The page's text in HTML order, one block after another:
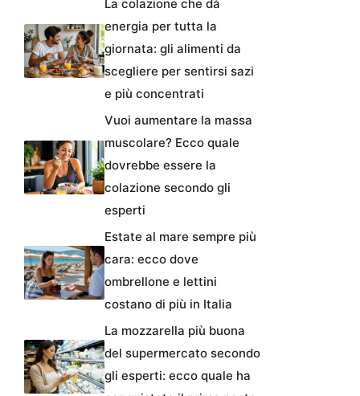
La colazione che dà
energia per tutta la
giornata: gli alimenti da
scegliere per sentirsi sazi
e più concentrati
Vuoi aumentare la massa
muscolare? Ecco quale
dovrebbe essere la
colazione secondo gli
esperti
Estate al mare sempre più
cara: ecco dove
ombrellone e lettini
costano di più in Italia
La mozzarella più buona
del supermercato secondo
gli esperti: ecco quale ha